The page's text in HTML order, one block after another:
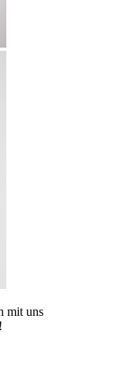
mit uns